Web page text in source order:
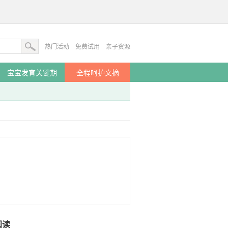
热门活动 免费试用 亲子资源
宝宝发育关键期 全程呵护文摘